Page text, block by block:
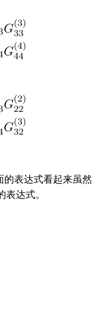
的表达式看起来虽然
达式。